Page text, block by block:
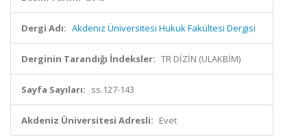
Dergi Adı: Akdeniz Üniversitesi Hukuk Fakültesi Dergisi
Derginin Tarandığı İndeksler: TR DİZİN (ULAKBİM)
Sayfa Sayıları: ss.127-143
Akdeniz Üniversitesi Adresli: Evet